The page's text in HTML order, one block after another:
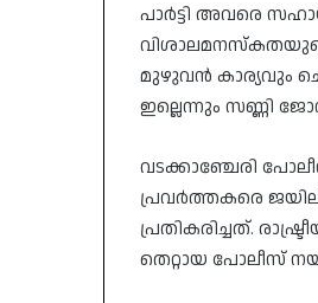
പാർട്ടി അവരെ
മുഴുവൻ കാര്യവും
ഇല്ലെന്നും സണ്ണി
വടക്കാഞ്ചേരി
പ്രവർത്തകരെ
പ്രതികരിച്ചത്.
തെറ്റായ പോലീസ്